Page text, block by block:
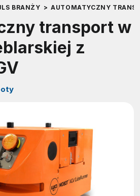
BRANŻY > AUTOMATYCZNY
transport w
z